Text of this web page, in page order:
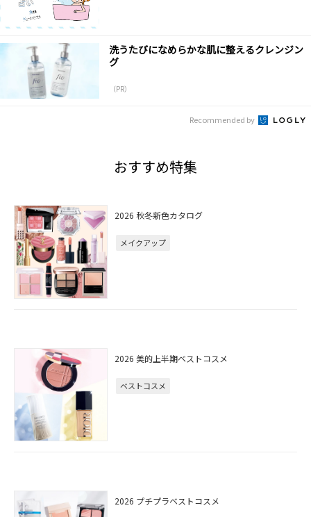
洗うたびになめらかな肌に整えるクレンジン
グ
（PR）
Recommended by
おすすめ特集
2026 秋冬新色カタログ
メイクアップ
2026 美的上半期ベストコスメ
ベストコスメ
2026 プチプラベストコスメ